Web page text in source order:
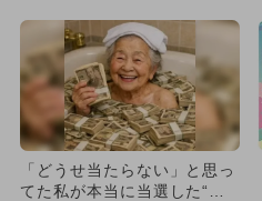
「どうせ当たらない」と思っ
てた私が本当に当選した“買